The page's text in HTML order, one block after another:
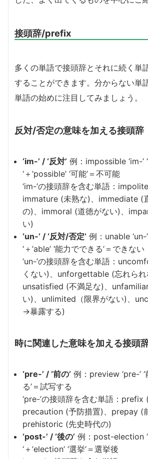
接頭辞/prefix
多くの単語で接頭辞とそれに続く単
することができます。分からない単
単語の始めに注目してみましょう。
反対/否定の意味を加える接頭辞
‘im-’ / ‘反対’ 例：impossible ‘im-’
‘＋’possible’ ‘可能’＝不可能
‘im-’の接頭辞を含む単語：
immature (未熟な)、immediate (
の)、immoral (道徳がない)、
い)
‘un-’ / ‘反対/否定’ 例：unable ‘un-
‘＋’able’ ‘能力でできる’＝できない
‘un-’の接頭辞を含む単語：
くない)、unforgettable (忘れられ
unsatisfied (不満足な)、
い)、unlimited（限界がない)、
→暴露する)
時に関連した意味を加える接頭
‘pre-’ / ‘前の’ 例：preview ‘pre-’ ‘
る’＝試写する
‘pre-’の接頭辞を含む単語：prefix (
precaution (予防措置)、prepay (
prehistoric (先史時代の)
‘post-’ / ‘後の’ 例：post-election
‘＋’election’ ‘選挙’＝選挙後